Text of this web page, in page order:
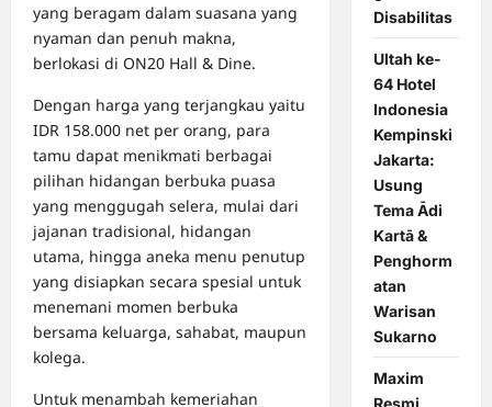
yang beragam dalam suasana yang
nyaman dan penuh makna,
berlokasi di ON20 Hall & Dine.
Dengan harga yang terjangkau yaitu
IDR 158.000 net per orang, para
tamu dapat menikmati berbagai
pilihan hidangan berbuka puasa
yang menggugah selera, mulai dari
jajanan tradisional, hidangan
utama, hingga aneka menu penutup
yang disiapkan secara spesial untuk
menemani momen berbuka
bersama keluarga, sahabat, maupun
kolega.
Untuk menambah kemeriahan
Disabilitas
Ultah ke-
64 Hotel
Indonesia
Kempinski
Jakarta:
Usung
Tema Ādi
Kartā &
Penghorm
atan
Warisan
Sukarno
Maxim
Resmi